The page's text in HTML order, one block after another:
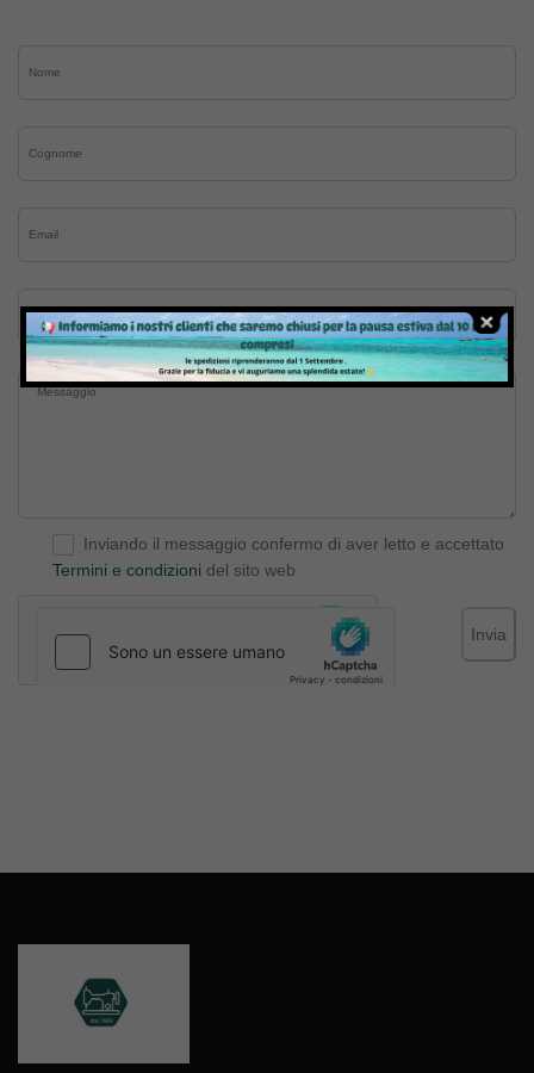
Inviando il messaggio confermo di aver letto e accettato
Termini e condizioni del sito web
Invia